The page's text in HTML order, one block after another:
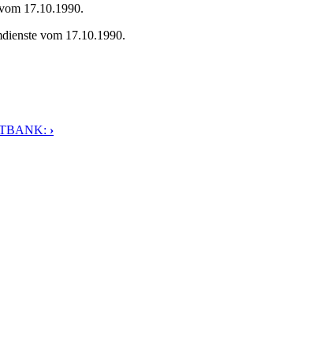
17.10.1990.
vom 17.10.1990.
›